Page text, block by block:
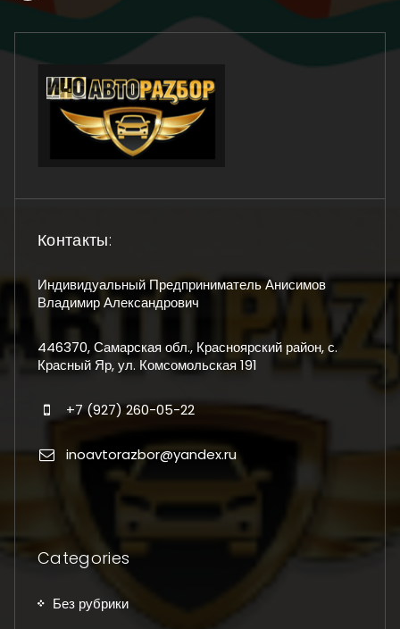
Контакты:
Индивидуальный Предприниматель Анисимов
Владимир Александрович
446370, Самарская обл., Красноярский район, с.
Красный Яр, ул. Комсомольская 191
+7 (927) 260-05-22
inoavtorazbor@yandex.ru
Categories
Без рубрики